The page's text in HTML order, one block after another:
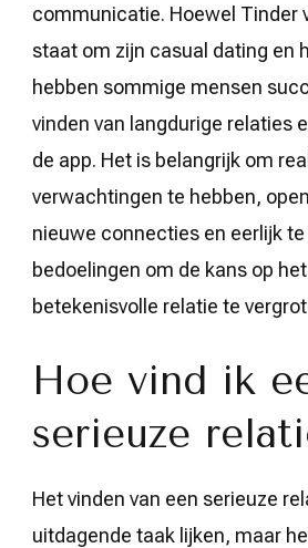
communicatie. Hoewel Tinder
staat om zijn casual dating en
hebben sommige mensen
vinden van langdurige relaties
de app. Het is belangrijk om
verwachtingen te hebben,
nieuwe connecties en eerlijk te
bedoelingen om de kans op
betekenisvolle relatie te
Hoe vind ik
serieuze
Het vinden van een serieuze
uitdagende taak lijken, maar